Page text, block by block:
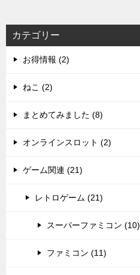
カテゴリー
お得情報 (2)
ねこ (2)
まとめてみました (8)
オンラインスロット (2)
ゲーム関連 (21)
レトロゲーム (21)
スーパーファミコン (10)
ファミコン (11)